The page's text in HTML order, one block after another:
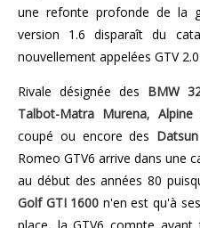
une refonte profonde de la
version 1.6 disparaît du
nouvellement appelées GTV
Rivale désignée des BMW
Talbot-Matra Murena,Alpine
coupé ou encore des
Romeo GTV6 arrive dans une
au début des années 80
Golf GTI 1600 n'en est qu'à